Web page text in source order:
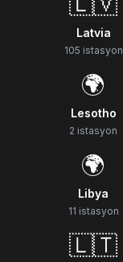
Latvia
105 istasyon
🌍
Lesotho
2 istasyon
🌍
Libya
11 istasyon
🇱🇹